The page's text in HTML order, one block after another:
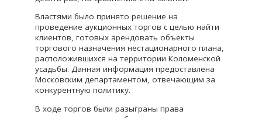
Властями было принято решение на
проведение аукционных торгов с целью найти
клиентов, готовых арендовать объекты
торгового назначения нестационарного плана,
расположившихся на территории Коломенской
усадьбы. Данная информация предоставлена
Московским департаментом, отвечающим за
конкурентную политику.
В ходе торгов были разыграны права